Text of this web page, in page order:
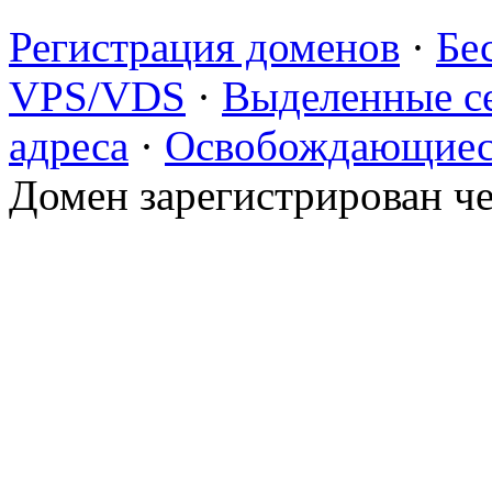
Регистрация доменов ·
VPS/VDS · Выделенные
адреса ·
Домен зарегистрирован